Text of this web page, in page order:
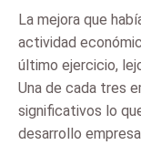
La mejora que
actividad
último ejercicio,
Una de cada tres
significativos lo
desarrollo